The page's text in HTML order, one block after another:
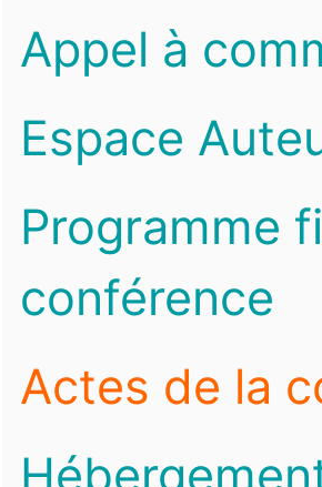
Appel à
Espace
Programme
conférence
Actes de la